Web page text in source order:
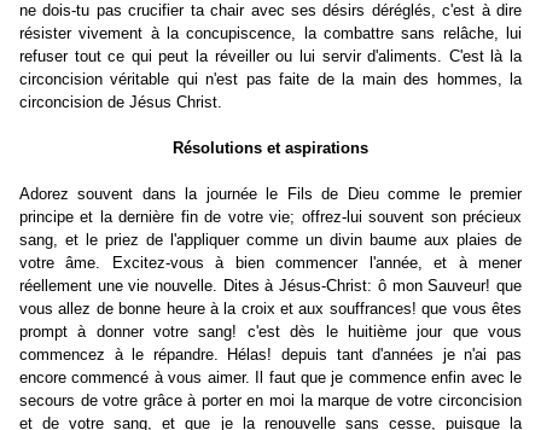
ne dois-tu pas crucifier ta chair avec ses désirs déréglés, c'est à dire
résister vivement à la concupiscence, la combattre sans relâche, lui
refuser tout ce qui peut la réveiller ou lui servir d'aliments. C'est là la
circoncision véritable qui n'est pas faite de la main des hommes, la
circoncision de Jésus Christ.
Résolutions et aspirations
Adorez souvent dans la journée le Fils de Dieu comme le premier
principe et la dernière fin de votre vie; offrez-lui souvent son précieux
sang, et le priez de l'appliquer comme un divin baume aux plaies de
votre âme. Excitez-vous à bien commencer l'année, et à mener
réellement une vie nouvelle. Dites à Jésus-Christ: ô mon Sauveur! que
vous allez de bonne heure à la croix et aux souffrances! que vous êtes
prompt à donner votre sang! c'est dès le huitième jour que vous
commencez à le répandre. Hélas! depuis tant d'années je n'ai pas
encore commencé à vous aimer. Il faut que je commence enfin avec le
secours de votre grâce à porter en moi la marque de votre circoncision
et de votre sang, et que je la renouvelle sans cesse, puisque la